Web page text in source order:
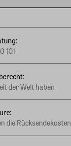
101
der Welt haben
die Rücksendekosten